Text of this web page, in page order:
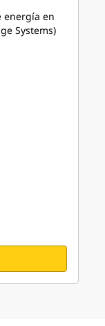
energía en
Systems)